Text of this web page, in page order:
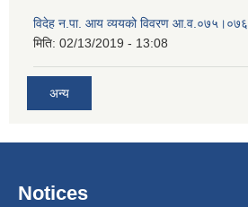
विदेह न.पा. आय व्ययको विवरण आ.व.०७५।०७६
मिति: 02/13/2019 - 13:08
अन्य
Notices